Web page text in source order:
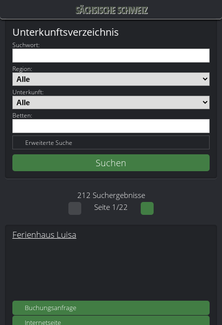
SÄCHSISCHE SCHWEIZ
Unterkunftsverzeichnis
Suchwort:
Region:
Unterkunft:
Betten:
Erweiterte Suche
212 Suchergebnisse
Seite 1/22
Ferienhaus Luisa
Buchungsanfrage
Internetseite